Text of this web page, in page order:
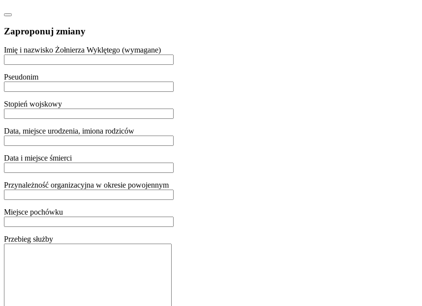
Zaproponuj zmiany
Imię i nazwisko Żołnierza Wyklętego (wymagane)
Pseudonim
Stopień wojskowy
Data, miejsce urodzenia, imiona rodziców
Data i miejsce śmierci
Przynależność organizacyjna w okresie powojennym
Miejsce pochówku
Przebieg służby